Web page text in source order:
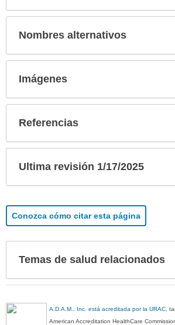
Nombres alternativos
Imágenes
Referencias
Ultima revisión 1/17/2025
Conozca cómo citar esta página
Temas de salud relacionados
A.D.A.M., Inc. está acreditada por la URAC,
American Accreditation HealthCare